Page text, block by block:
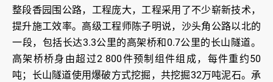
整段香园围公路，工程庞大，工程采用了不少崭新技术，
提升施工效率。高级工程师陈子明说，沙头角公路以北的
一段，包括长达3.3公里的高架桥和0.7公里的长山隧道。
高架桥桥身由超过2 800件预制组件组成，每件重约50
吨；长山隧道使用爆破方式挖掘，共挖掘32万吨泥石。承